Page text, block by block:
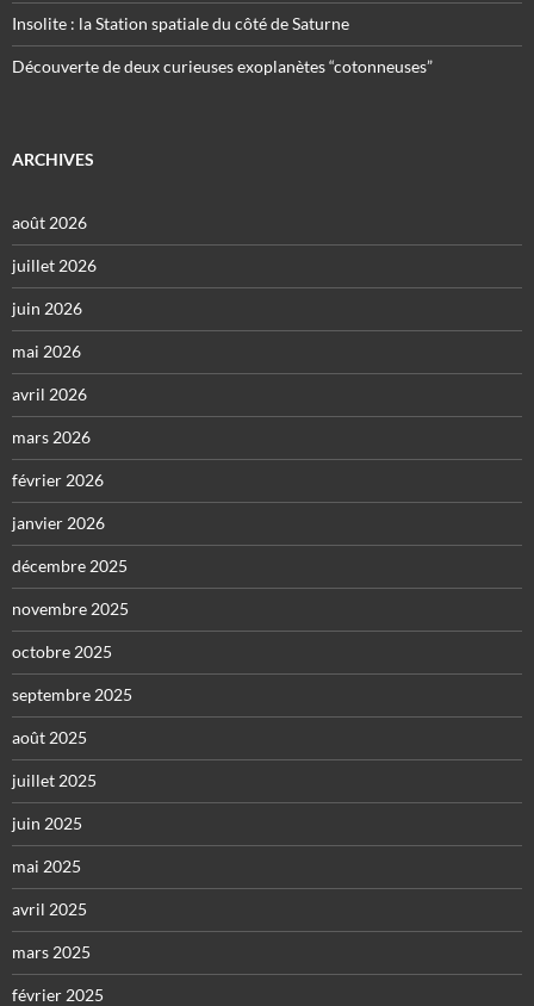
Insolite : la Station spatiale du côté de Saturne
Découverte de deux curieuses exoplanètes “cotonneuses”
ARCHIVES
août 2026
juillet 2026
juin 2026
mai 2026
avril 2026
mars 2026
février 2026
janvier 2026
décembre 2025
novembre 2025
octobre 2025
septembre 2025
août 2025
juillet 2025
juin 2025
mai 2025
avril 2025
mars 2025
février 2025